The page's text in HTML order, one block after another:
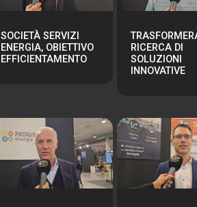
SOCIETÀ SERVIZI
ENERGIA, OBIETTIVO
EFFICIENTAMENTO
RICERCA DI
SOLUZIONI
INNOVATIVE